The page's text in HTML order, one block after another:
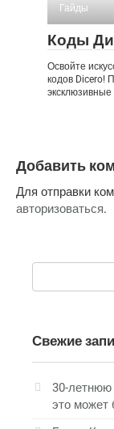
Гайды
Коды
Освойте
кодов Dicero!
эксклюзивные
Добавить
Для отправки
авторизоваться.
Поиск:
Свежие
30-летнюю
это может